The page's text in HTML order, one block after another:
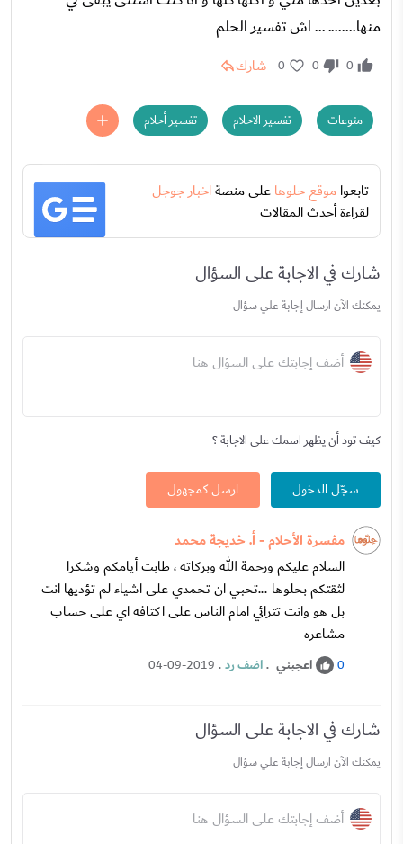
منها........ ... اش تفسير الحلم
0
0
0 شارك
منوعات تفسير الاحلام تفسير أحلام
تابعواموقع حلوهاعلى منصةاخبار جوجل
لقراءة أحدث المقالات
شارك في الاجابة على السؤال
يمكنك الآن ارسال إجابة علي سؤال
أضف إجابتك على السؤال هنا
كيف تود أن يظهر اسمك على الاجابة ؟
سجّل الدخول ارسل كمجهول
مفسرة الأحلام - أ. خديجة محمد
السلام عليكم ورحمة الله وبركاته ، طابت أيامكم وشكرا
لثقتكم بحلوها ...تحبي ان تحمدي على اشياء لم تؤديها انت
بل هو وانت تترائي امام الناس على اكتافه اي على حساب
مشاعره
0 اعجبني .اضف رد.
04-09-2019
شارك في الاجابة على السؤال
يمكنك الآن ارسال إجابة علي سؤال
أضف إجابتك على السؤال هنا